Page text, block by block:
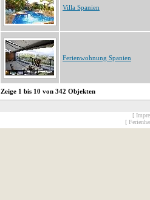
Villa Spanien
Ferienwohnung Spanien
Zeige 1 bis 10 von 342 Objekten
[
[